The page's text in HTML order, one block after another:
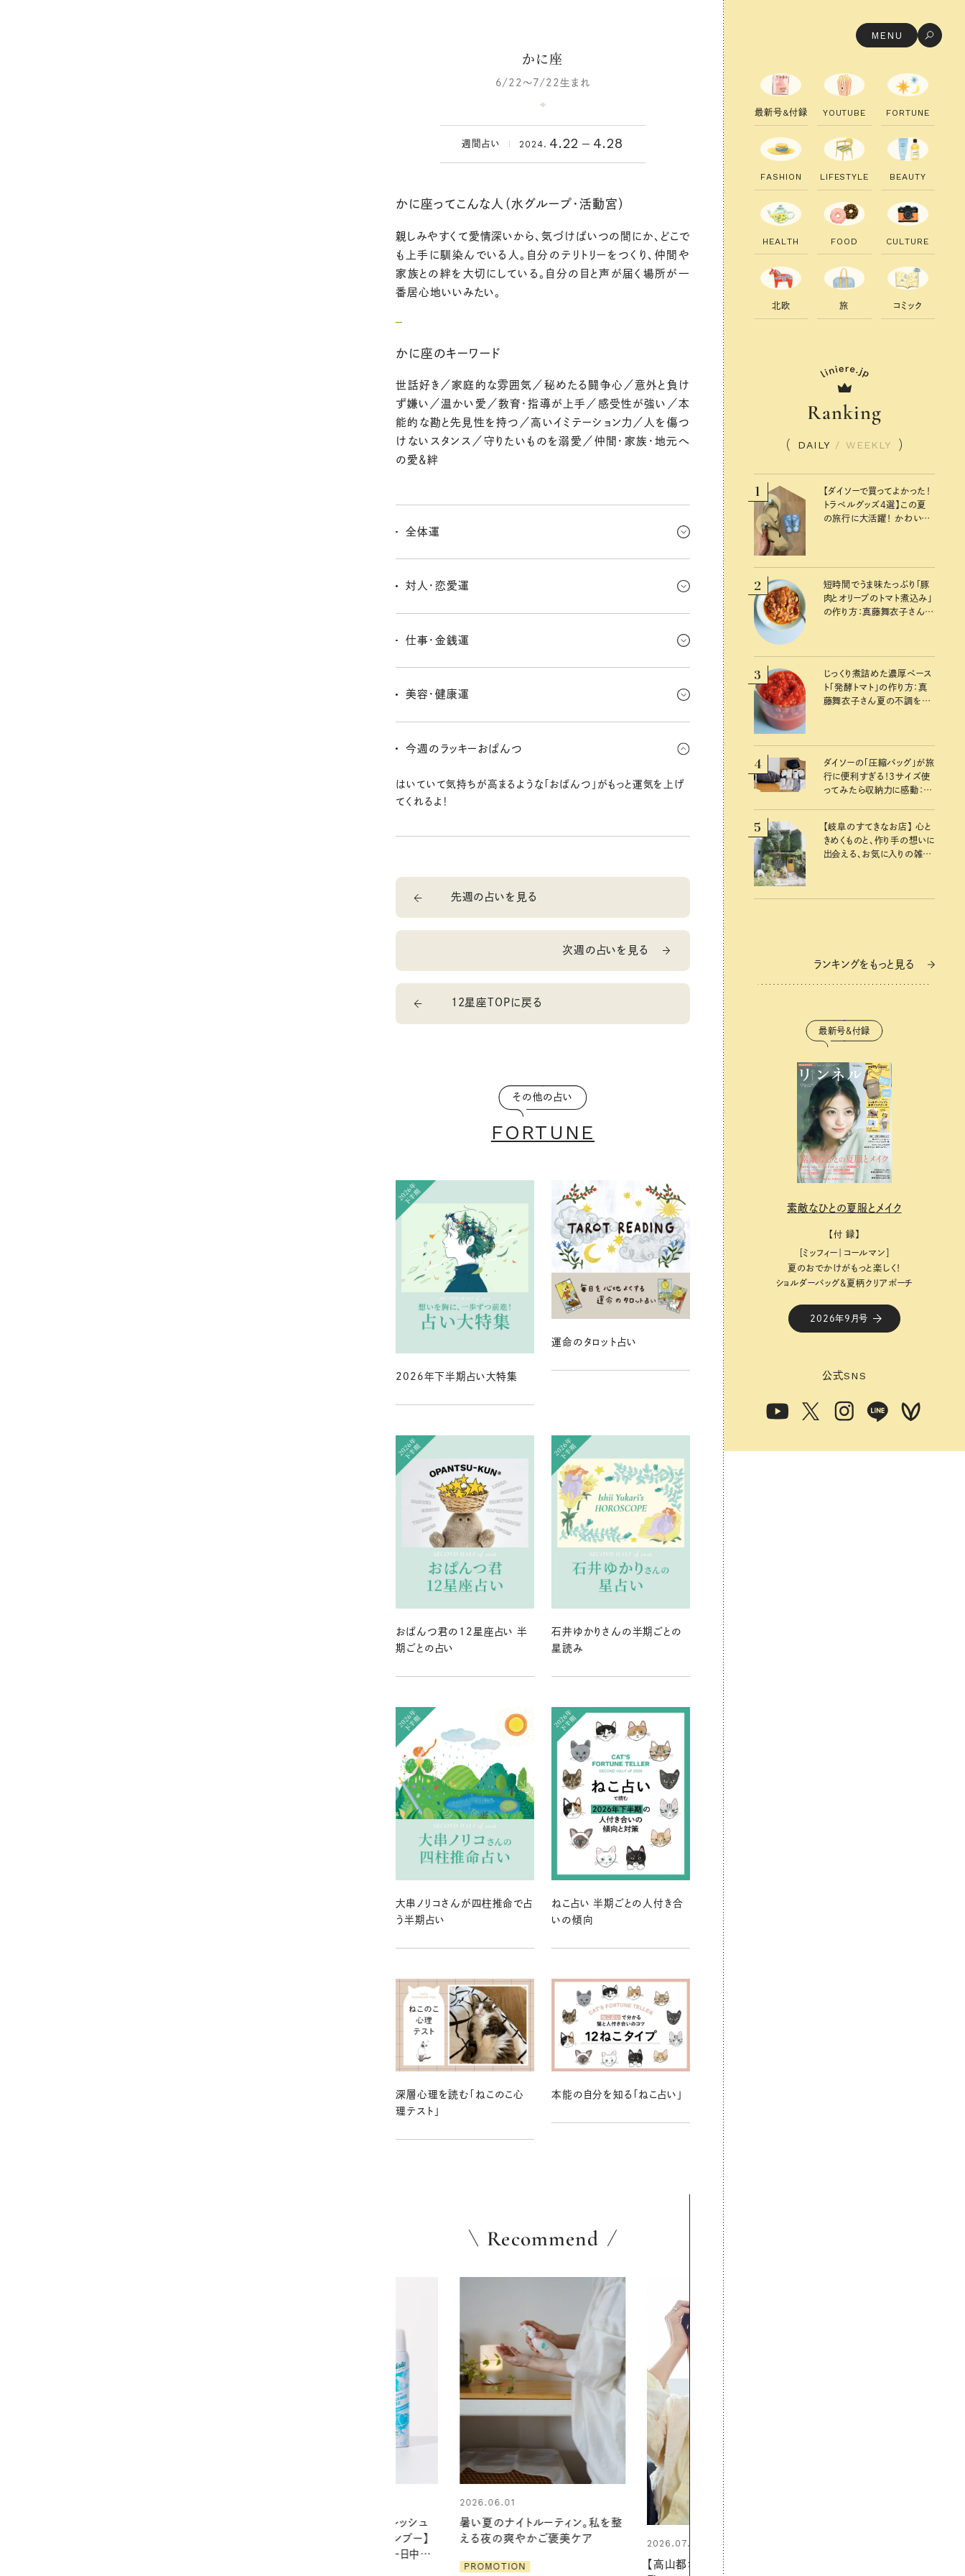
MENU
かに座
6/22～7/22生まれ
週間占い 2024. 4.22 4.28
かに座ってこんな人（水グループ・活動宮）
親しみやすくて愛情深いから、気づけばいつの間にか、どこで
も上手に馴染んでいる人。自分のテリトリーをつくり、仲間や
家族との絆を大切にしている。自分の目と声が届く場所が一
番居心地いいみたい。
かに座のキーワード
世話好き／家庭的な雰囲気／秘めたる闘争心／意外と負け
ず嫌い／温かい愛／教育・指導が上手／感受性が強い／本
能的な勘と先見性を持つ／高いイミテーション力／人を傷つ
けないスタンス／守りたいものを溺愛／仲間・家族・地元へ
の愛＆絆
全体運
気持ちがほぐれていくのを感じるし、打ち込める楽しいことにも出
対人・恋愛運
を解放してみよう。いつもはフタをしていた部分も開けるチャンス
仕事・金銭運
そう。大きな勝負に向かうためにも準備を怠らないでおこう。穴が
美容・健康運
しておきたいな〜。何かに打ち込むのもいいけど、つい夜更かしし
今週のラッキーおぱんつ
はいていて気持ちが高まるような「おぱんつ」がもっと運気を上げ
てくれるよ！
先週の占いを見る
次週の占いを見る
12星座TOPに戻る
その他の占い
FORTUNE
2026年下半期占い大特集
運命のタロット占い
おぱんつ君の12星座占い 半
期ごとの占い
石井ゆかりさんの半期ごとの
星読み
大串ノリコさんが四柱推命で占
う半期占い
ねこ占い 半期ごとの人付き合
いの傾向
深層心理を読む「ねこのこ心
理テスト」
本能の自分を知る「ねこ占い」
Recommend
暑い夏のナイトルーティン。私を整
える夜の爽やかご褒美ケア
2026.07.21
【高山都さんが楽しむデンマーク
2026.06.01
お出かけ前のひと手間で変わる、
夏の一日。汗ばむ季節を「ごきげ
ん」に過ごす私の新習慣
最新号&付録 YO UTU B E FO RTU N E
FAS H I O N LI FESTYLE B EAUTY
H EALTH FO O D CU LTU RE
北欧 旅 コ ミ ック
Ranking
DAILY / WEEKLY
1
【ダイソーで買ってよかった！
トラベルグッズ4選】この夏
の旅行に大活躍！ かわいく
2
短時間でうま味たっぷり「豚
肉とオリーブのトマト煮込み」
の作り方：真藤舞衣子さん
3
じっくり煮詰めた濃厚ペース
ト「発酵トマト」の作り方：真
藤舞衣子さん夏の不調を整
4
ダイソーの「圧縮バッグ」が旅
行に便利すぎる！3サイズ使
ってみたら収納力に感動：
5
【岐阜のすてきなお店】 心と
きめくものと、作り手の想いに
出会える、お気に入りの雑貨
ランキングをもっと見る
最新号＆付録
素敵なひとの夏服とメイク
【付 録】
［ミッフィー｜コールマン］
夏のおでかけがもっと楽しく！
ショルダーバッグ&夏柄クリアポーチ
2026年9月号
公式SNS